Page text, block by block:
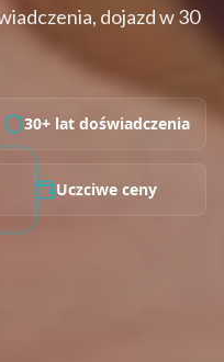
dojazd w 30
30+ lat doświadczenia
Uczciwe ceny